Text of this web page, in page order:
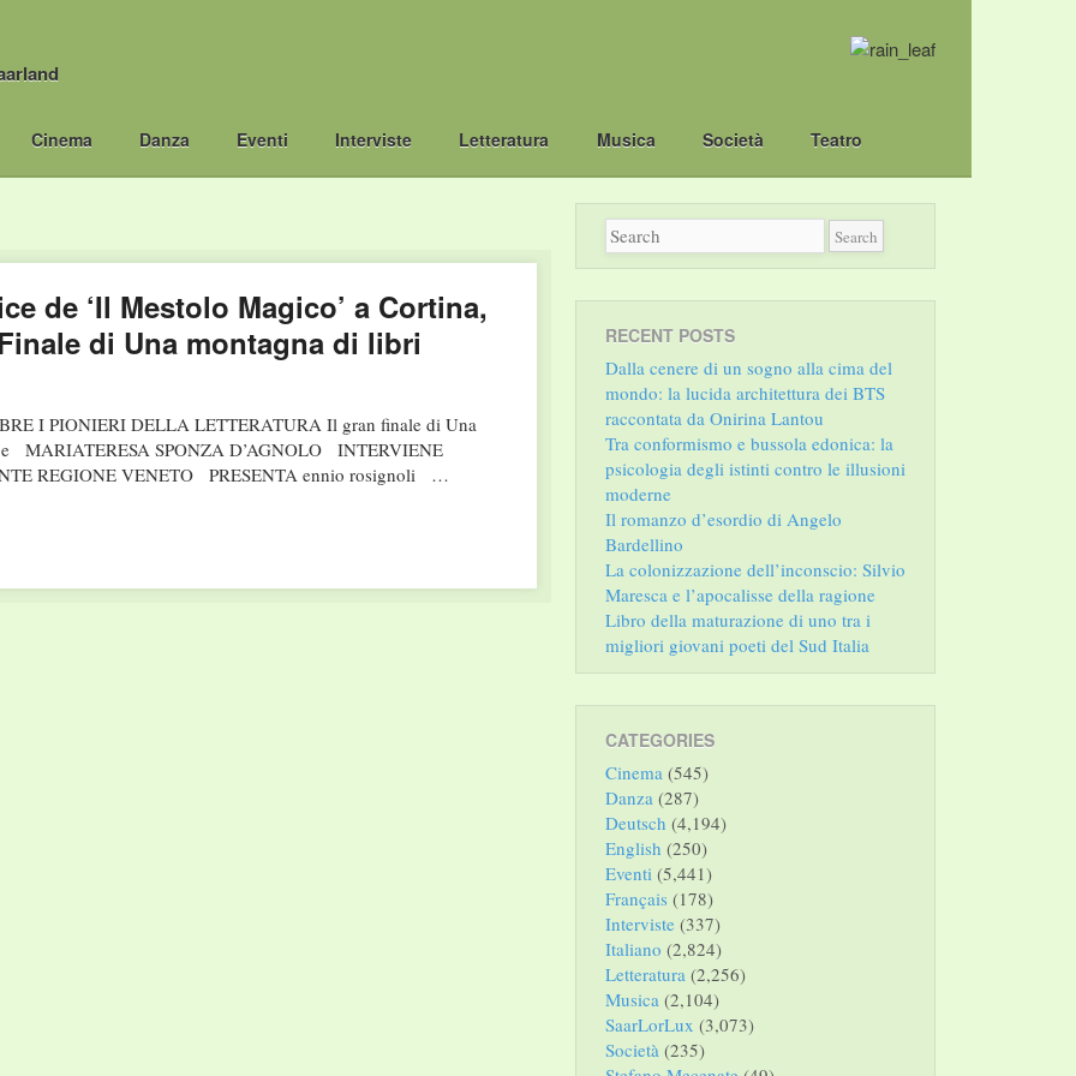
Cinema Danza Eventi Interviste Letteratura Musica Società Teatro
de ‘Il Mestolo Magico’ a Cortina,
di Una montagna di libri
I PIONIERI DELLA LETTERATURA Il gran finale di Una
MARIATERESA SPONZA D’AGNOLO INTERVIENE
REGIONE VENETO PRESENTA ennio rosignoli …
RECENT POSTS
Dalla cenere di un sogno alla cima del
mondo: la lucida architettura dei BTS
raccontata da Onirina Lantou
Tra conformismo e bussola edonica: la
psicologia degli istinti contro le illusioni
moderne
Il romanzo d’esordio di Angelo
Bardellino
La colonizzazione dell’inconscio: Silvio
Maresca e l’apocalisse della ragione
Libro della maturazione di uno tra i
migliori giovani poeti del Sud Italia
CATEGORIES
Cinema (545)
Danza (287)
Deutsch (4,194)
English (250)
Eventi (5,441)
Français (178)
Interviste (337)
Italiano (2,824)
Letteratura (2,256)
Musica (2,104)
SaarLorLux (3,073)
Società (235)